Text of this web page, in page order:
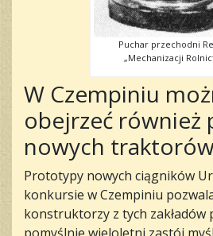
Puchar przechodni
„Mechanizacji
W Czempiniu
obejrzeć
nowych
Prototypy nowych ciągników
konkursie w Czempiniu
konstruktorzy z tych zakładów